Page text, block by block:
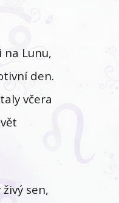
na Lunu,
den.
včera
sen,